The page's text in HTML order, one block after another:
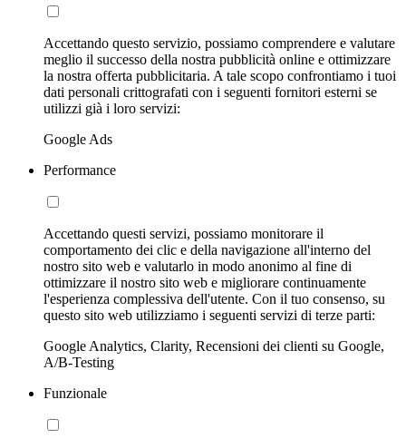
Accettando questo servizio, possiamo comprendere e valutare
meglio il successo della nostra pubblicità online e ottimizzare
la nostra offerta pubblicitaria. A tale scopo confrontiamo i tuoi
dati personali crittografati con i seguenti fornitori esterni se
utilizzi già i loro servizi:
Google Ads
Performance
Accettando questi servizi, possiamo monitorare il
comportamento dei clic e della navigazione all'interno del
nostro sito web e valutarlo in modo anonimo al fine di
ottimizzare il nostro sito web e migliorare continuamente
l'esperienza complessiva dell'utente. Con il tuo consenso, su
questo sito web utilizziamo i seguenti servizi di terze parti:
Google Analytics, Clarity, Recensioni dei clienti su Google,
A/B-Testing
Funzionale